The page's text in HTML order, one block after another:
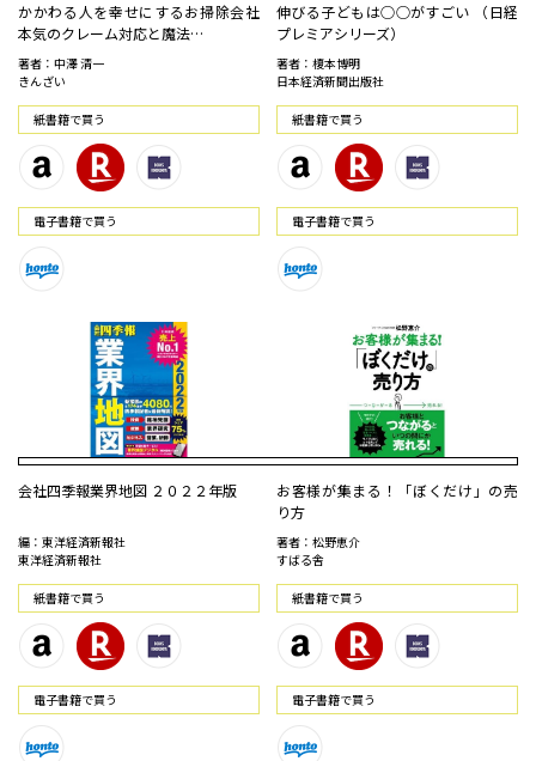
かかわる人を幸せにするお掃除会社
本気のクレーム対応と魔法…
著者：中澤 清一
きんざい
紙書籍で買う
電⼦書籍で買う
伸びる子どもは○○がすごい （日経
プレミアシリーズ）
著者：榎本博明
日本経済新聞出版社
紙書籍で買う
電⼦書籍で買う
会社四季報業界地図 ２０２２年版
編：東洋経済新報社
東洋経済新報社
紙書籍で買う
電⼦書籍で買う
お客様が集まる！「ぼくだけ」の売
り方
著者：松野恵介
すばる舎
紙書籍で買う
電⼦書籍で買う